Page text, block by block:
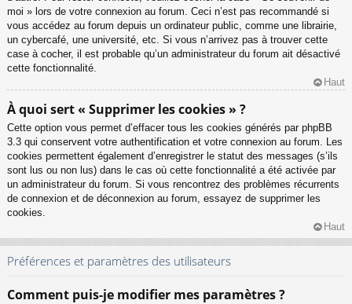
moi » lors de votre connexion au forum. Ceci n’est pas recommandé si
vous accédez au forum depuis un ordinateur public, comme une librairie,
un cybercafé, une université, etc. Si vous n’arrivez pas à trouver cette
case à cocher, il est probable qu’un administrateur du forum ait désactivé
cette fonctionnalité.
Haut
À quoi sert « Supprimer les cookies » ?
Cette option vous permet d’effacer tous les cookies générés par phpBB
3.3 qui conservent votre authentification et votre connexion au forum. Les
cookies permettent également d’enregistrer le statut des messages (s’ils
sont lus ou non lus) dans le cas où cette fonctionnalité a été activée par
un administrateur du forum. Si vous rencontrez des problèmes récurrents
de connexion et de déconnexion au forum, essayez de supprimer les
cookies.
Haut
Préférences et paramètres des utilisateurs
Comment puis-je modifier mes paramètres ?